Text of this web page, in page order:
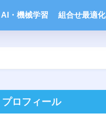
AI・機械学習 組合せ最適化
プロフィール